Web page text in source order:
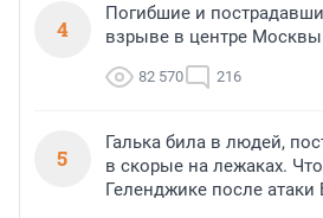
4
Погибшие и
взрыве в центре Москвы
82 570 216
5
Галька била в людей,
в скорые на лежаках.
Геленджике после